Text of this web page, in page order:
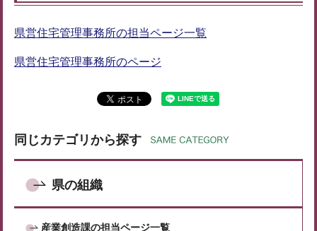
県営住宅管理事務所の担当ページ一覧
県営住宅管理事務所のページ
同じカテゴリから探す
県の組織
産業創造課の担当ページ一覧